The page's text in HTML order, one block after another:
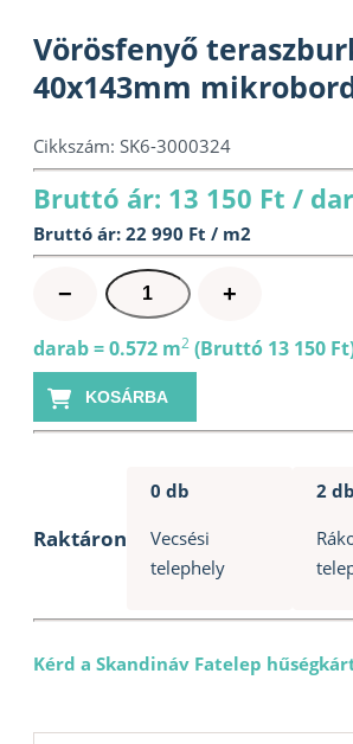
Vörösfenyő
40x143mm
Cikkszám: SK6-3000324
Bruttó ár: 13 150 Ft /
Bruttó ár: 22 990 Ft / m2
−
Vörösfenyő
teraszburkolat
AB
40x143mm
mikrobordázott
mennyiség
+
darab = 0.572 m2 (Bruttó 13 150
KOSÁRBA
Raktáron
0 db
Vecsési
telephely
2 db
Kérd a Skandináv Fatelep